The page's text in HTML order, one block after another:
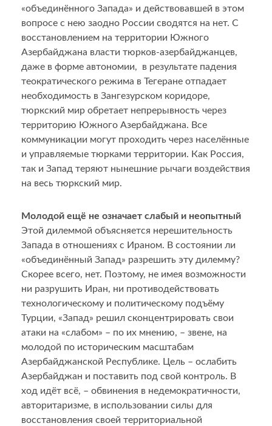
«объединённого Запада» и действовавшей в этом
вопросе с нею заодно России сводятся на нет. С
восстановлением на территории Южного
Азербайджана власти тюрков-азербайджанцев,
даже в форме автономии, в результате падения
теократического режима в Тегеране отпадает
необходимость в Зангезурском коридоре,
тюркский мир обретает непрерывность через
территорию Южного Азербайджана. Все
коммуникации могут проходить через населённые
и управляемые тюрками территории. Как Россия,
так и Запад теряют нынешние рычаги воздействия
на весь тюркский мир.
Молодой ещё не означает слабый и неопытный
Этой дилеммой объясняется нерешительность
Запада в отношениях с Ираном. В состоянии ли
«объединённый Запад» разрешить эту дилемму?
Скорее всего, нет. Поэтому, не имея возможности
ни разрушить Иран, ни противодействовать
технологическому и политическому подъёму
Турции, «Запад» решил сконцентрировать свои
атаки на «слабом» – по их мнению, – звене, на
молодой по историческим масштабам
Азербайджанской Республике. Цель – ослабить
Азербайджан и поставить под свой контроль. В
ход идёт всё, – обвинения в недемократичности,
авторитаризме, в использовании силы для
восстановления своей территориальной